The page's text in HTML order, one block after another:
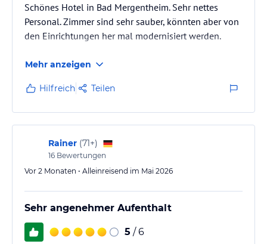
Schönes Hotel in Bad Mergentheim. Sehr nettes
Personal. Zimmer sind sehr sauber, könnten aber von
den Einrichtungen her mal modernisiert werden.
Mehr anzeigen
Hilfreich Teilen
Rainer (71+)
16 Bewertungen
Vor 2 Monaten • Alleinreisend im Mai 2026
Sehr angenehmer Aufenthalt
5 / 6